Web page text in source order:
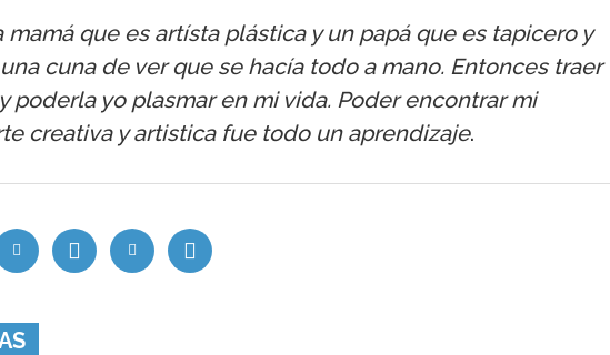
mamá que es artísta plástica y un papá que es tapicero y
cuna de ver que se hacía todo a mano. Entonces traer
poderla yo plasmar en mi vida. Poder encontrar mi
creativa y artistica fue todo un aprendizaje.